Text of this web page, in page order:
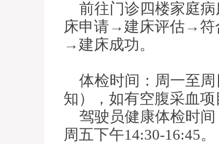
前往门诊四楼家庭
床申请→建床评估→符
→建床成功。
体检时间：周一至
知），如有空腹采血
驾驶员健康体检时
周五下午14:30-16:45。